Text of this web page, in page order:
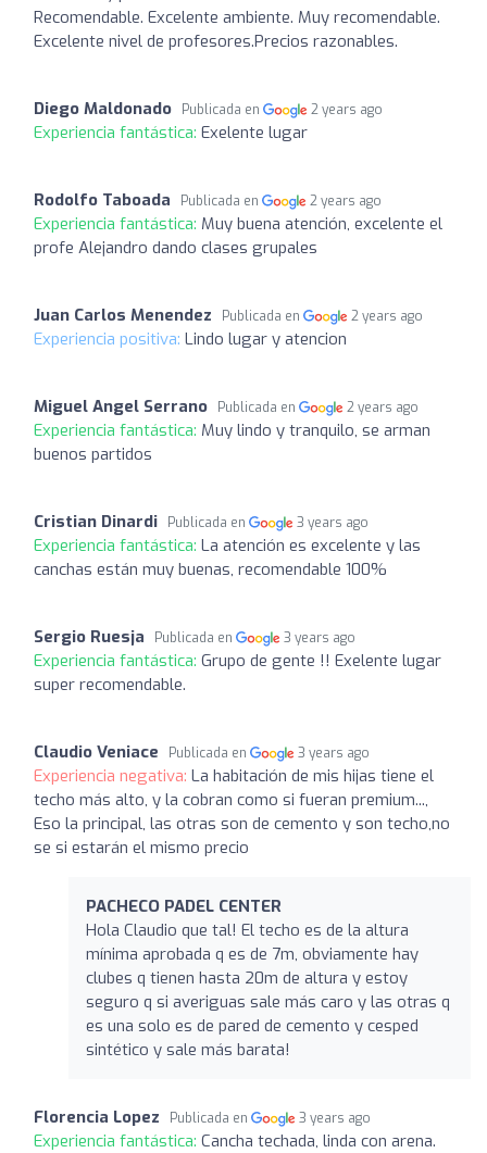
Recomendable. Excelente ambiente. Muy recomendable.
Excelente nivel de profesores.Precios razonables.
Diego Maldonado Publicada en 2 years ago
Experiencia fantástica: Exelente lugar
Rodolfo Taboada Publicada en 2 years ago
Experiencia fantástica: Muy buena atención, excelente el
profe Alejandro dando clases grupales
Juan Carlos Menendez Publicada en 2 years ago
Experiencia positiva: Lindo lugar y atencion
Miguel Angel Serrano Publicada en 2 years ago
Experiencia fantástica: Muy lindo y tranquilo, se arman
buenos partidos
Cristian Dinardi Publicada en 3 years ago
Experiencia fantástica: La atención es excelente y las
canchas están muy buenas, recomendable 100%
Sergio Ruesja Publicada en 3 years ago
Experiencia fantástica: Grupo de gente !! Exelente lugar
super recomendable.
Claudio Veniace Publicada en 3 years ago
Experiencia negativa: La habitación de mis hijas tiene el
techo más alto, y la cobran como si fueran premium...,
Eso la principal, las otras son de cemento y son techo,no
se si estarán el mismo precio
PACHECO PADEL CENTER
Hola Claudio que tal! El techo es de la altura
mínima aprobada q es de 7m, obviamente hay
clubes q tienen hasta 20m de altura y estoy
seguro q si averiguas sale más caro y las otras q
es una solo es de pared de cemento y cesped
sintético y sale más barata!
Florencia Lopez Publicada en 3 years ago
Experiencia fantástica: Cancha techada, linda con arena.